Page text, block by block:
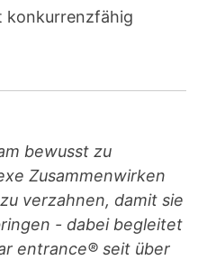
konkurrenzfähig
bewusst zu
Zusammenwirken
verzahnen, damit sie
- dabei begleitet
entrance® seit über